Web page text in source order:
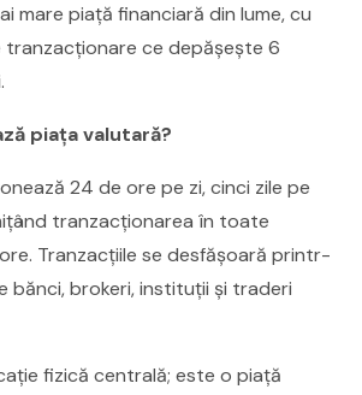
mare piață financiară din lume, cu
tranzacționare ce depășește 6
piața valutară?
24 de ore pe zi, cinci zile pe
tranzacționarea în toate
Tranzacțiile se desfășoară printr-
bănci, brokeri, instituții și traderi
fizică centrală; este o piață